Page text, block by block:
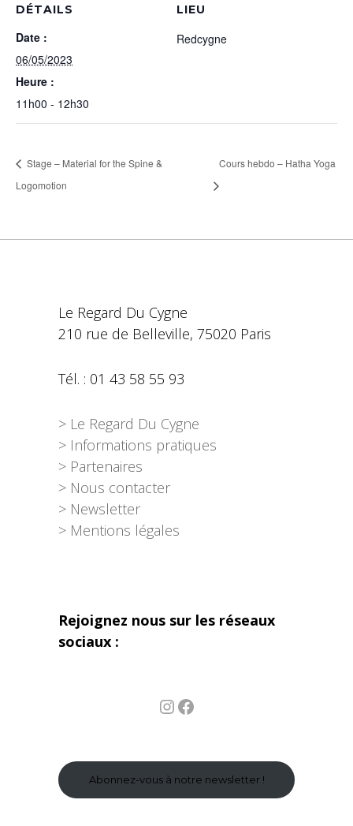
DÉTAILS
Date :
06/05/2023
Heure :
11h00 - 12h30
LIEU
Redcygne
Stage – Material for the Spine &
Logomotion
Cours hebdo – Hatha Yoga
Le Regard Du Cygne
210 rue de Belleville, 75020 Paris
Tél. : 01 43 58 55 93
> Le Regard Du Cygne
> Informations pratiques
> Partenaires
> Nous contacter
> Newsletter
> Mentions légales
Rejoignez nous sur les réseaux
sociaux :
InstagramFacebook
Abonnez-vous à notre newsletter !